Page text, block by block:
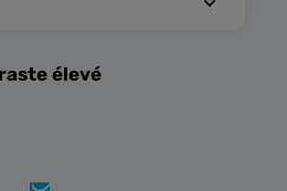
élevé